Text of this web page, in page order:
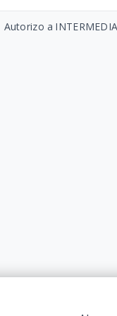
Autorizo a